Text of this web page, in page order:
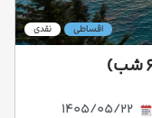
نقدی اقساطی